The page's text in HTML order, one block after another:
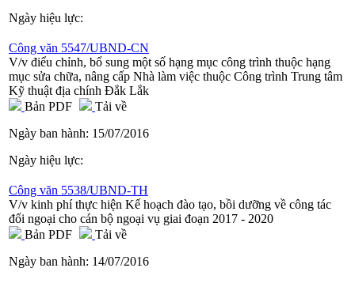
Ngày hiệu lực:
Công văn 5547/UBND-CN
V/v điểu chỉnh, bổ sung một số hạng mục công trình thuộc hạng
mục sửa chữa, nâng cấp Nhà làm việc thuộc Công trình Trung tâm
Kỹ thuật địa chính Đắk Lắk
Bản PDF
Tải về
Ngày ban hành: 15/07/2016
Ngày hiệu lực:
Công văn 5538/UBND-TH
V/v kinh phí thực hiện Kế hoạch đào tạo, bồi dưỡng về công tác
đối ngoại cho cán bộ ngoại vụ giai đoạn 2017 - 2020
Bản PDF
Tải về
Ngày ban hành: 14/07/2016